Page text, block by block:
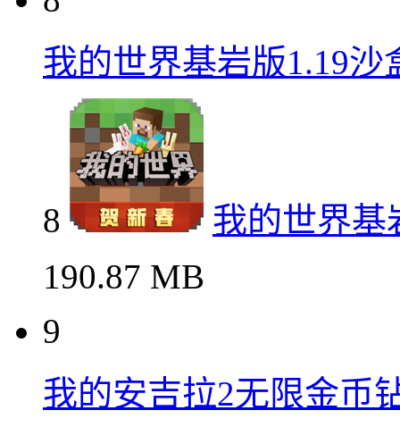
植物大战僵尸2全资源
植物大战僵尸2全资
1.17 GB
8
我的世界基岩版1.19沙